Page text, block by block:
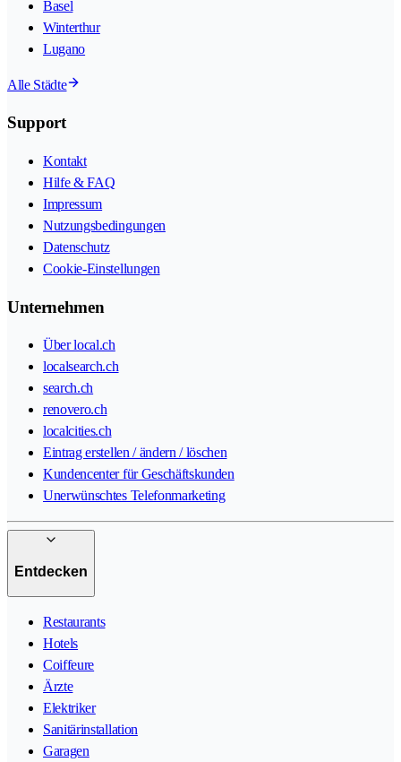
Basel
Winterthur
Lugano
Alle Städte
Support
Kontakt
Hilfe & FAQ
Impressum
Nutzungsbedingungen
Datenschutz
Cookie-Einstellungen
Unternehmen
Über local.ch
localsearch.ch
search.ch
renovero.ch
localcities.ch
Eintrag erstellen / ändern / löschen
Kundencenter für Geschäftskunden
Unerwünschtes Telefonmarketing
Entdecken
Restaurants
Hotels
Coiffeure
Ärzte
Elektriker
Sanitärinstallation
Garagen